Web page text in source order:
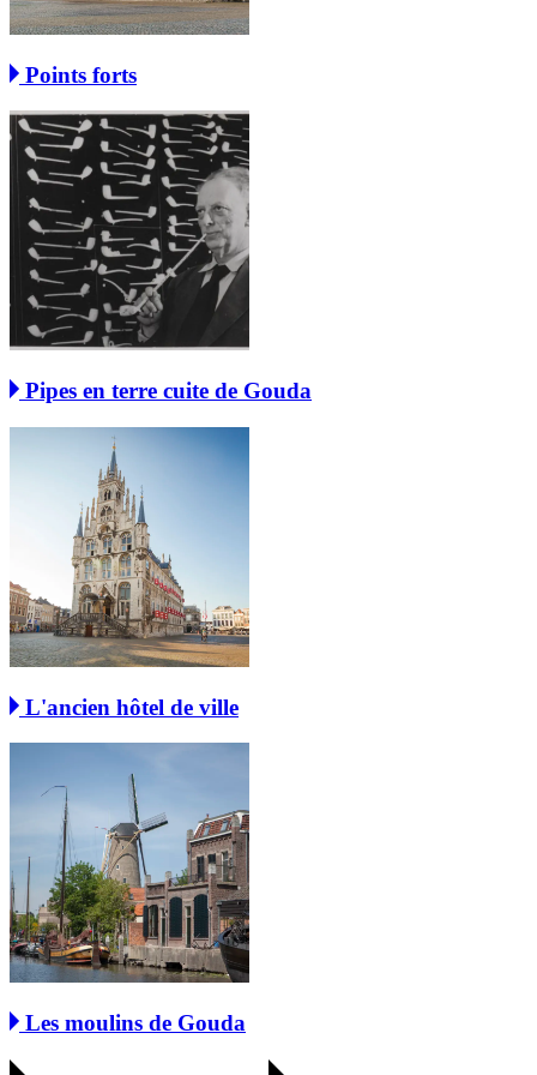
Points forts
Pipes en terre cuite de Gouda
L'ancien hôtel de ville
Les moulins de Gouda